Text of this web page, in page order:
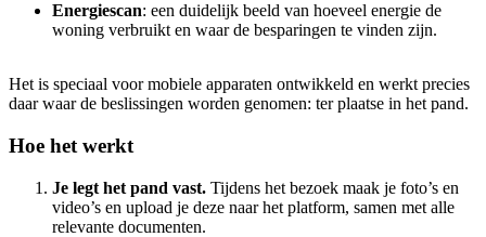
Energiescan: een duidelijk beeld van hoeveel energie de
woning verbruikt en waar de besparingen te vinden zijn.
Het is speciaal voor mobiele apparaten ontwikkeld en werkt precies
daar waar de beslissingen worden genomen: ter plaatse in het pand.
Hoe het werkt
Je legt het pand vast. Tijdens het bezoek maak je foto’s en
video’s en upload je deze naar het platform, samen met alle
relevante documenten.